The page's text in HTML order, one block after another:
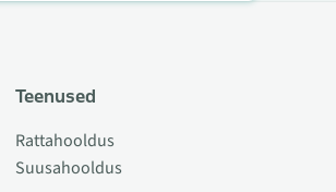
Teenused
Rattahooldus
Suusahooldus